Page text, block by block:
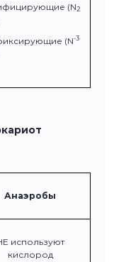
(N2
(N-3
Анаэробы
используют
кислород